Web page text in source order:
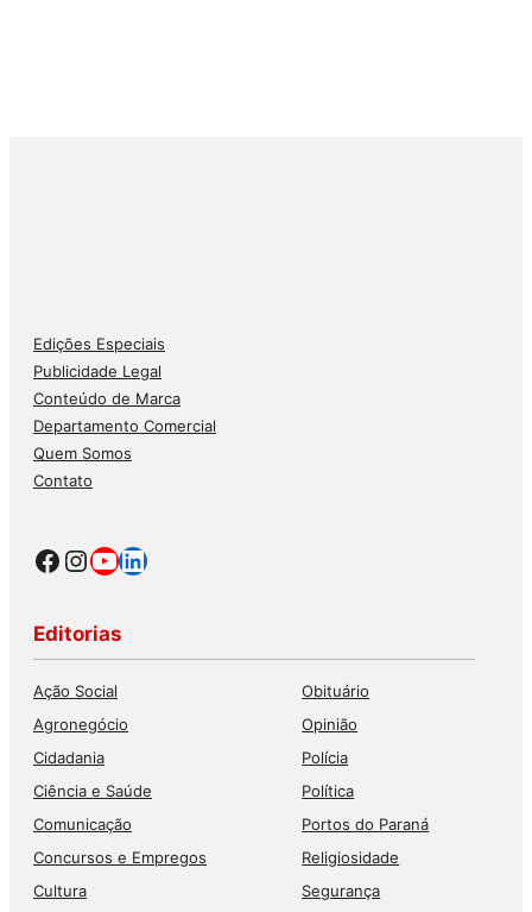
Edições Especiais
Publicidade Legal
Conteúdo de Marca
Departamento Comercial
Quem Somos
Contato
Facebook
Instagram
Youtube
LinkedIn
Editorias
Ação Social
Agronegócio
Cidadania
Ciência e Saúde
Comunicação
Concursos e Empregos
Cultura
Obituário
Opinião
Polícia
Política
Portos do Paraná
Religiosidade
Segurança